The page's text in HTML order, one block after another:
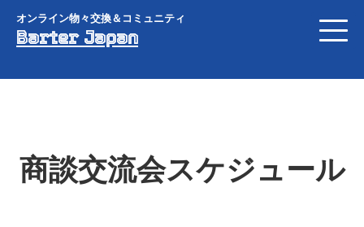
オンライン物々交換＆コミュニティ
Barter Japan
商談交流会スケジュール